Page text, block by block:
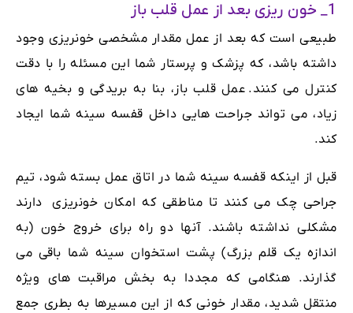
1_ خون ریزی بعد از عمل قلب باز
طبیعی است که بعد از عمل مقدار مشخصی خونریزی وجود
داشته باشد، که پزشک و پرستار شما این مسئله را با دقت
کنترل می کنند. عمل قلب باز، بنا به بریدگی و بخیه های
زیاد، می تواند جراحت هایی داخل قفسه سینه شما ایجاد
کند.
قبل از اینکه قفسه سینه شما در اتاق عمل بسته شود، تیم
جراحی چک می کنند تا مناطقی که امکان خونریزی دارند
مشکلی نداشته باشند. آنها دو راه برای خروج خون (به
اندازه یک قلم بزرگ) پشت استخوان سینه شما باقی می
گذارند. هنگامی که مجددا به بخش مراقبت های ویژه
منتقل شدید، مقدار خونی که از این مسیرها به بطری جمع